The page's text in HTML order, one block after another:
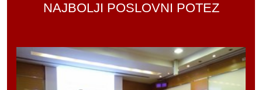
NAJBOLJI POSLOVNI POTEZ